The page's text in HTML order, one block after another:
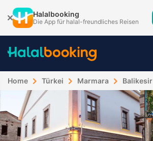
Halalbooking
Die App für halal-freundliches Reisen
Home Türkei Marmara Balikesir